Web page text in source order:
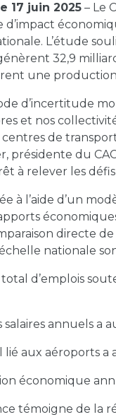
17 juin 2025 – Le
L’étude
32,9
une
d’incertitude
et nos
de
présidente du
à relever les
à l’aide d’un
directe de
nationale
d’emplois
annuels a
aux aéroports a
économique
témoigne de la